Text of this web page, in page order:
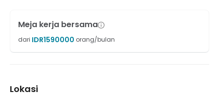
Meja kerja bersama
dari IDR1590000 orang/bulan
Lokasi